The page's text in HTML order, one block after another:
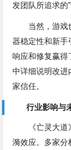
发团队所追求的
当然，游戏
器稳定性和新手
响应和修复赢得
中详细说明改进
家信任。
行业影响与
《亡灵大
漪效应。多家分